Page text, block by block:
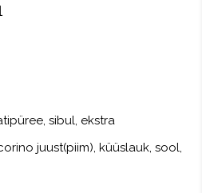
sibul, ekstra
juust(piim), küüslauk, sool,